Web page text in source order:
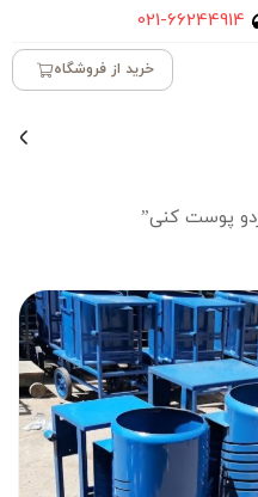
021-66244914
خرید از فروشگاه
پوست کنی”